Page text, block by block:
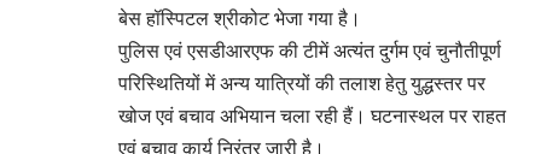
बेस हॉस्पिटल श्रीकोट भेजा गया है।
पुलिस एवं एसडीआरएफ की टीमें अत्यंत दुर्गम एवं चुनौतीपूर्ण
परिस्थितियों में अन्य यात्रियों की तलाश हेतु युद्धस्तर पर
खोज एवं बचाव अभियान चला रही हैं। घटनास्थल पर राहत
एवं बचाव कार्य निरंतर जारी है।